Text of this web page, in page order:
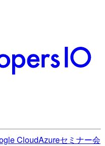
CloudAzureセミナー会